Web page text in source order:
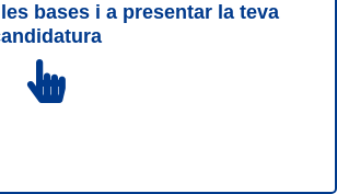
bases i a presentar la teva